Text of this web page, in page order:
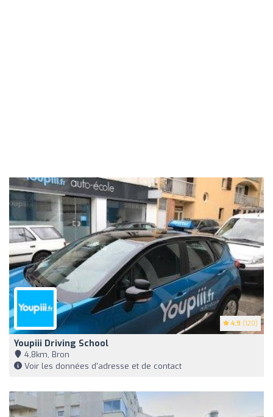
4.9 (120)
Youpiii Driving School
4,8km, Bron
Voir les données d'adresse et de contact